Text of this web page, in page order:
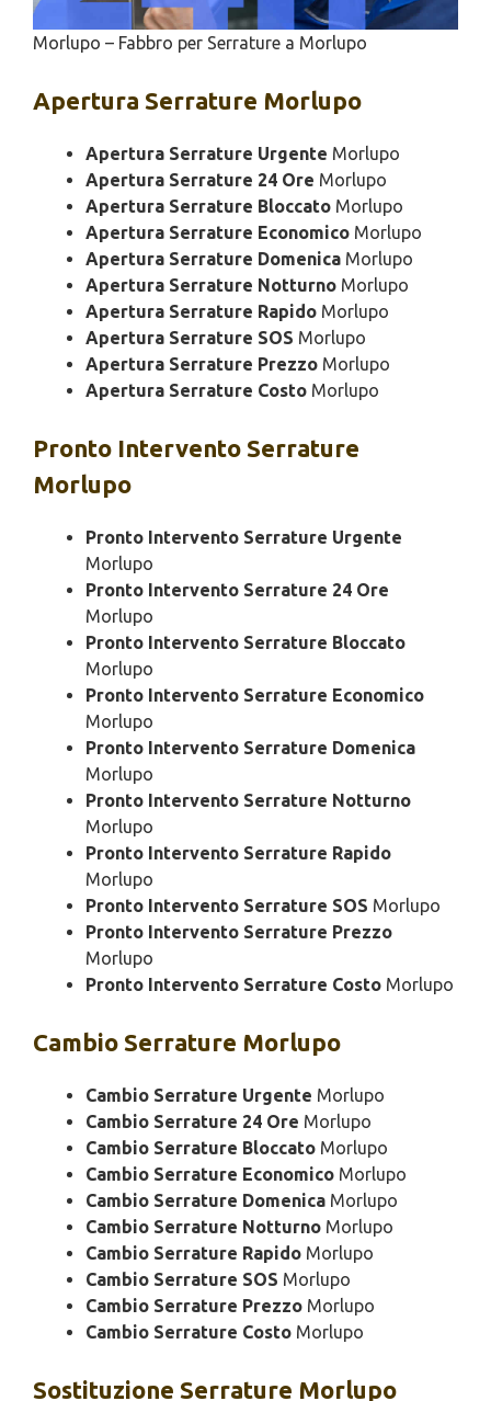
Morlupo – Fabbro per Serrature a Morlupo
Apertura Serrature Morlupo
Apertura Serrature Urgente Morlupo
Apertura Serrature 24 Ore Morlupo
Apertura Serrature Bloccato Morlupo
Apertura Serrature Economico Morlupo
Apertura Serrature Domenica Morlupo
Apertura Serrature Notturno Morlupo
Apertura Serrature Rapido Morlupo
Apertura Serrature SOS Morlupo
Apertura Serrature Prezzo Morlupo
Apertura Serrature Costo Morlupo
Pronto Intervento Serrature
Morlupo
Pronto Intervento Serrature Urgente
Morlupo
Pronto Intervento Serrature 24 Ore
Morlupo
Pronto Intervento Serrature Bloccato
Morlupo
Pronto Intervento Serrature Economico
Morlupo
Pronto Intervento Serrature Domenica
Morlupo
Pronto Intervento Serrature Notturno
Morlupo
Pronto Intervento Serrature Rapido
Morlupo
Pronto Intervento Serrature SOS Morlupo
Pronto Intervento Serrature Prezzo
Morlupo
Pronto Intervento Serrature Costo Morlupo
Cambio Serrature Morlupo
Cambio Serrature Urgente Morlupo
Cambio Serrature 24 Ore Morlupo
Cambio Serrature Bloccato Morlupo
Cambio Serrature Economico Morlupo
Cambio Serrature Domenica Morlupo
Cambio Serrature Notturno Morlupo
Cambio Serrature Rapido Morlupo
Cambio Serrature SOS Morlupo
Cambio Serrature Prezzo Morlupo
Cambio Serrature Costo Morlupo
Sostituzione Serrature Morlupo